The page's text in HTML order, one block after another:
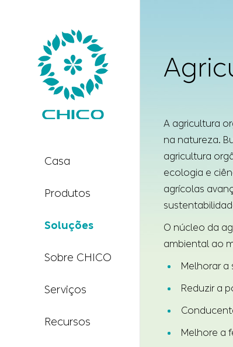
Casa
Produtos
Soluções
Sobre CHICO
Serviços
Recursos
A agricultura
na natureza.
agricultura
ecologia e
agrícolas
O núcleo da
ambiental ao
Melhorar
Reduzir a
Melhore a